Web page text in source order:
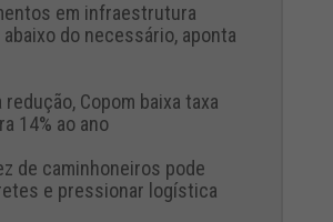
em infraestrutura
do necessário, aponta
redução, Copom baixa taxa
14% ao ano
de caminhoneiros pode
e pressionar logística